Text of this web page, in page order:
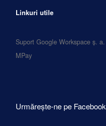
Linkuri utile
Suport Google Workspace ș. a.
MPay
Urmărește-ne pe Facebook